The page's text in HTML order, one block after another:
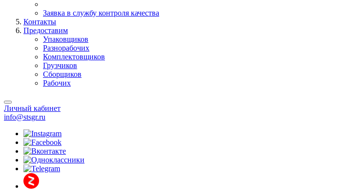
Заявка в службу контроля качества
Контакты
Предоставим
Упаковщиков
Разнорабочих
Комплектовщиков
Грузчиков
Сборщиков
Рабочих
Личный кабинет
info@stsgr.ru